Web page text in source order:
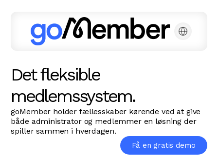
Det fleksible
medlemssystem.
goMember holder fællesskaber kørende ved at give
både administrator og medlemmer en løsning der
spiller sammen i hverdagen.
Få en gratis demo